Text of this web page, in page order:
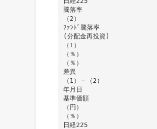
騰落率
（2）
ﾌｧﾝﾄﾞ騰落率
(分配金再投資)
（1）
（％）
（％）
差異
（1）－（2）
年月日
基準価額
（円）
（％）
日経225